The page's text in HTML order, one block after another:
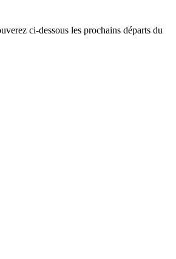
ci-dessous les prochains départs du